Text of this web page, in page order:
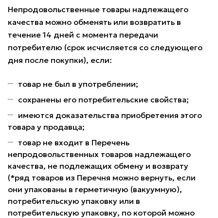
Непродовольственные товары надлежащего
качества можно обменять или возвратить в
течение 14 дней с момента передачи
потребителю (срок исчисляется со следующего
дня после покупки), если:
товар не был в употреблении;
сохранены его потребительские свойства;
имеются доказательства приобретения этого
товара у продавца;
товар не входит в Перечень
непродовольственных товаров надлежащего
качества, не подлежащих обмену и возврату
(*ряд товаров из Перечня можно вернуть, если
они упакованы в герметичную (вакуумную),
потребительскую упаковку или в
потребительскую упаковку, по которой можно